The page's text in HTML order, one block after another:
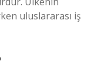
uluslararası iş